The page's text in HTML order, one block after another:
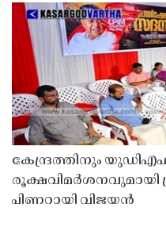
കേന്ദ്രത്തിനും
രൂക്ഷവിമർശനവുമായി
പിണറായി വിജയൻ